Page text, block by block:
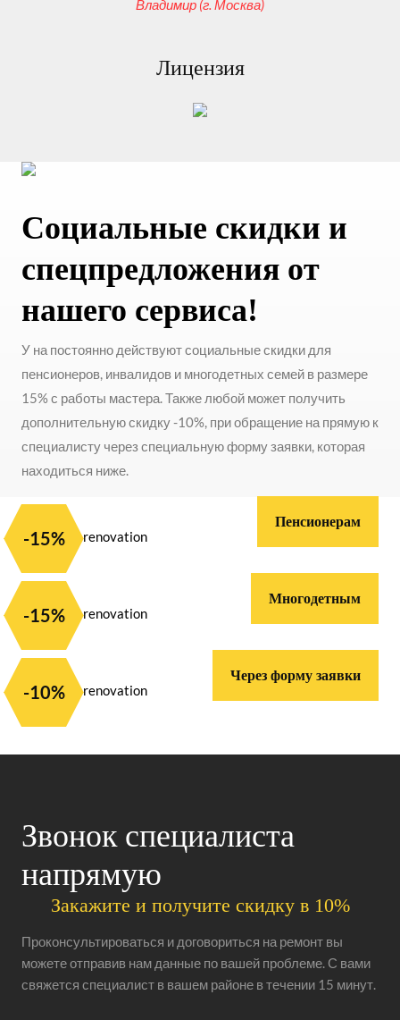
Владимир (г. Москва)
Лицензия
Социальные скидки и
спецпредложения от
нашего сервиса!
У на постоянно действуют социальные скидки для
пенсионеров, инвалидов и многодетных семей в размере
15% с работы мастера. Также любой может получить
дополнительную скидку -10%, при обращение на прямую к
специалисту через специальную форму заявки, которая
находиться ниже.
-15%
Пенсионерам
-15%
Многодетным
-10%
Через форму заявки
Звонок специалиста
напрямую
Закажите и получите скидку в 10%
Проконсультироваться и договориться на ремонт вы
можете отправив нам данные по вашей проблеме. С вами
свяжется специалист в вашем районе в течении 15 минут.